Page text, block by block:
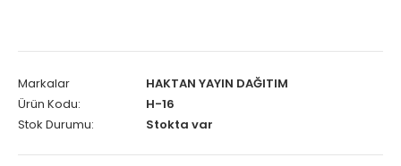
Markalar
HAKTAN YAYIN DAĞITIM
Ürün Kodu:
H-16
Stok Durumu:
Stokta var